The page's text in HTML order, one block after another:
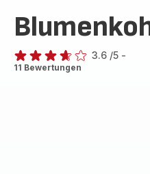
ratings.3.6
3.6 /5 -
11 Bewertungen